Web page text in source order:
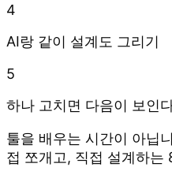
4
AI랑 같이 설계도 그리기
5
하나 고치면 다음이 보인
툴을 배우는 시간이 아닙
접 쪼개고, 직접 설계하는